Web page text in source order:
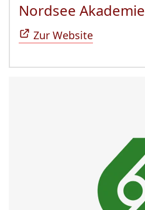
Nordsee Akademie
Zur Website